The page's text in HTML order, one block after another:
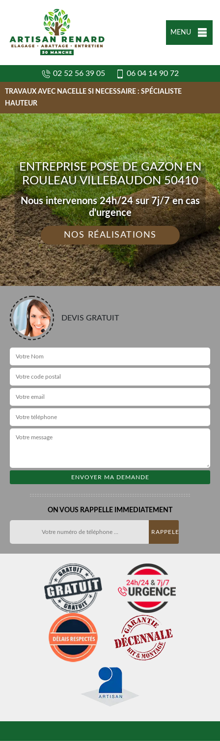
MENU
02 52 56 39 05 06 04 14 90 72
TRAVAUX AVEC NACELLE SI NECESSAIRE : SPÉCIALISTE
HAUTEUR
ENTREPRISE POSE DE GAZON EN
ROULEAU VILLEBAUDON 50410
Nous intervenons 24h/24 sur 7j/7 en cas
d'urgence
NOS RÉALISATIONS
DEVIS GRATUIT
ON VOUS RAPPELLE IMMEDIATEMENT